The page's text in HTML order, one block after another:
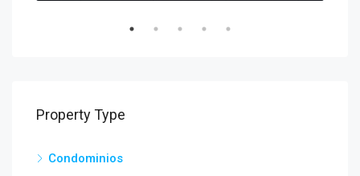
Property Type
Condominios